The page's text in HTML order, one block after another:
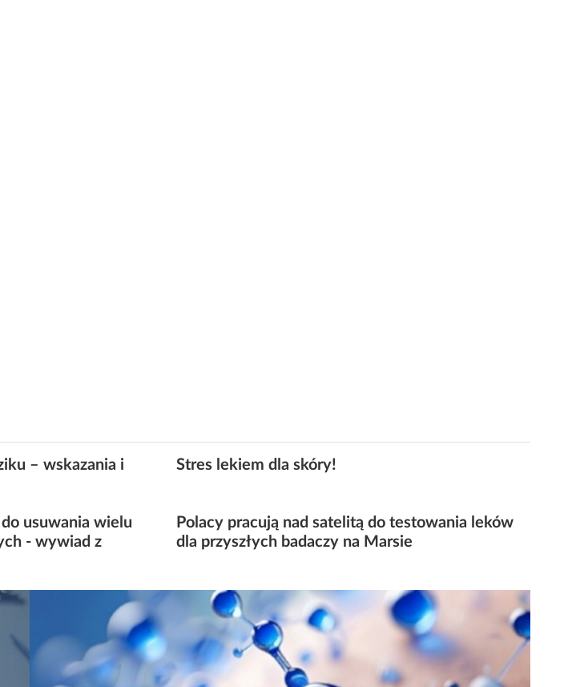
– wskazania i
Stres lekiem dla skóry!
usuwania wielu
- wywiad z
Polacy pracują nad satelitą do testowania leków
dla przyszłych badaczy na Marsie